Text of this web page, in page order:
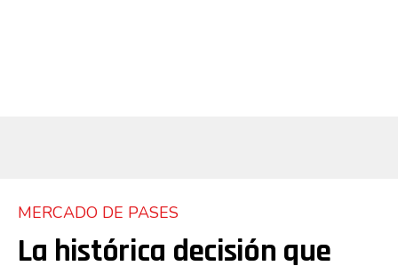
MERCADO DE PASES
La histórica decisión que